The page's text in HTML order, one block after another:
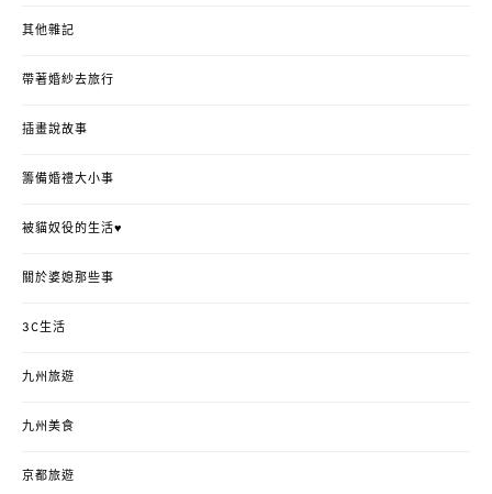
其他雜記
帶著婚紗去旅行
插畫說故事
籌備婚禮大小事
被貓奴役的生活♥
關於婆媳那些事
3C生活
九州旅遊
九州美食
京都旅遊